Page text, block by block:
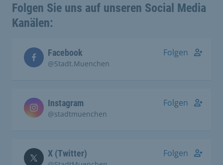
Folgen Sie uns auf unseren Social Media
Kanälen:
Facebook
@Stadt.Muenchen
Folgen
Instagram
@stadtmuenchen
Folgen
X (Twitter) Folgen